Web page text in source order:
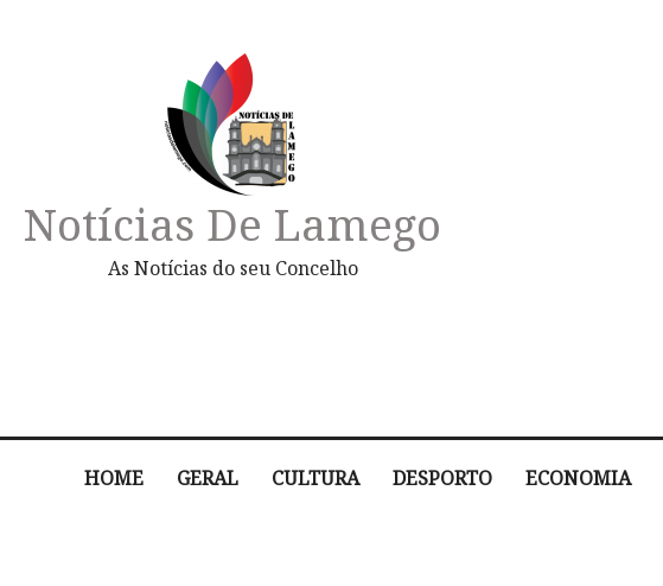
Notícias De Lamego
As Notícias do seu Concelho
HOME GERAL CULTURA DESPORTO ECONOMIA